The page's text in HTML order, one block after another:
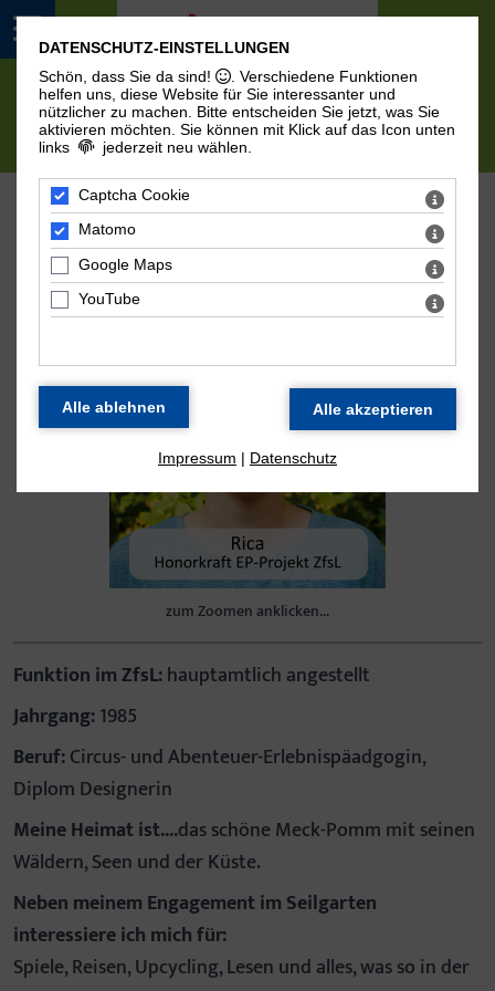
Rica
Honorarkraft EP-Projekt
zum Zoomen anklicken...
Funktion im ZfsL:hauptamtlich angestellt
Jahrgang:1985
Beruf:Circus- und Abenteuer-Erlebnispäadgogin,
Diplom Designerin
Meine Heimat ist....das schöne Meck-Pomm mit seinen
Wäldern, Seen und der Küste.
Neben meinem Engagement im Seilgarten
interessiere ich mich für:
Spiele, Reisen, Upcycling, Lesen und alles, was so in der
DATENSCHUTZ-EINSTELLUNGEN
Schön, dass Sie da sind!
. Verschiedene Funktionen
helfen uns, diese Website für Sie interessanter und
nützlicher zu machen.
Bitte entscheiden Sie jetzt, was Sie
aktivieren möchten. Sie können mit Klick auf das Icon unten
links
jederzeit neu wählen.
Captcha Cookie
Matomo
Google Maps
YouTube
Impressum | Datenschutz